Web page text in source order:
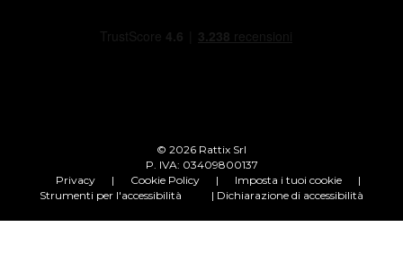
© 2026 Rattix Srl
P. IVA: 03409800137
Privacy
| Cookie Policy | Imposta i tuoi cookie
|
Strumenti per l'accessibilità
| Dichiarazione di accessibilità